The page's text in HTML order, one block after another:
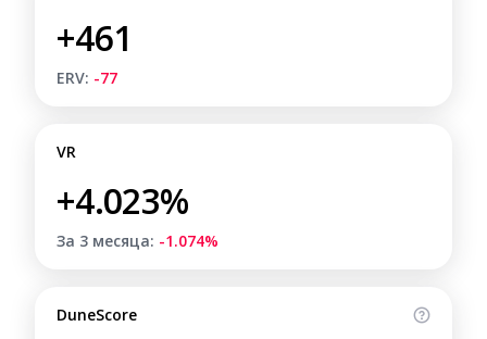
+461
ERV: -77
VR
+4.023%
За 3 месяца: -1.074%
DuneScore